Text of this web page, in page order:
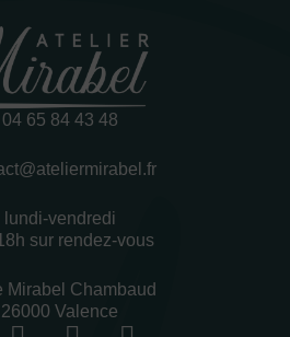
04 65 84 43 48
lundi-vendredi
sur rendez-vous
Mirabel Chambaud
26000 Valence